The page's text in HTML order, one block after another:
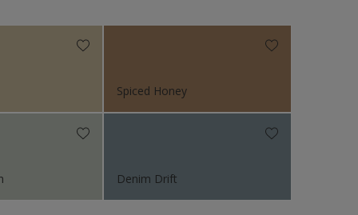
Spiced Honey
Denim Drift